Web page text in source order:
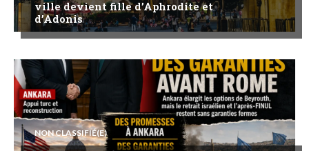
ville devient fille d’Aphrodite et
d’Adonis
NON CLASSIFIÉ(E)